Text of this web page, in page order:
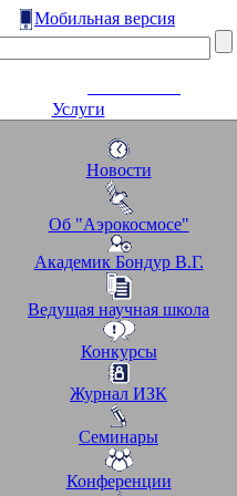
Мобильная версия
Услуги
Новости
Об "Аэрокосмосе"
Академик Бондур В.Г.
Ведущая научная школа
Конкурсы
Журнал ИЗК
Семинары
Конференции